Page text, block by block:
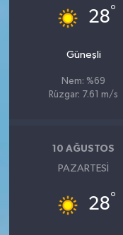
28°
Güneşli
Nem: %69
Rüzgar: 7.61 m/s
10 AĞUSTOS
PAZARTESI
28°